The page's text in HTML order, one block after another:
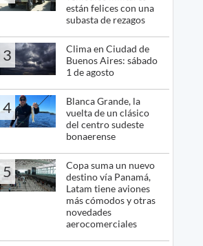
están felices con una
subasta de rezagos
3
Clima en Ciudad de
Buenos Aires: sábado
1 de agosto
4
Blanca Grande, la
vuelta de un clásico
del centro sudeste
bonaerense
5
Copa suma un nuevo
destino vía Panamá,
Latam tiene aviones
más cómodos y otras
novedades
aerocomerciales